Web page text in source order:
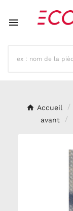

Accueil
avant